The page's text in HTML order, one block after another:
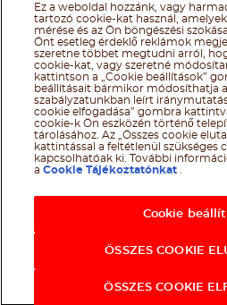
@Ferrero 2026 All rights reserved.
Felhasználás Feltételei
Technikai
adatkezelési
Ez a weboldal hozzánk, vagy
tartozó cookie-kat használ,
mérése és az Ön böngészési
Önt esetleg érdeklő reklámok
szeretne többet megtudni arról,
cookie-kat, vagy szeretné
kattintson a „Cookie beállítások”
beállításait bármikor módosíthatja
szabályzatunkban leírt iránymutatás
cookie elfogadása” gombra
cookie-k Ön eszközén történő
tárolásához. Az „Összes cookie
kattintással a feltétlenül szükséges
kapcsolhatóak ki. További
aCookie Tájékoztatónkat
Cookie
ÖSSZES COOKIE
ÖSSZES COOKIE